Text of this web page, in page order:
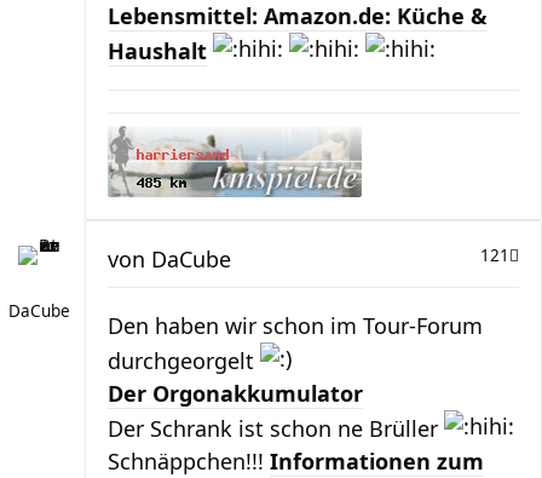
Lebensmittel: Amazon.de: Küche &
Haushalt
DaCube
121
von DaCube
Den haben wir schon im Tour-Forum
durchgeorgelt
Der Orgonakkumulator
Der Schrank ist schon ne Brüller
Schnäppchen!!! Informationen zum